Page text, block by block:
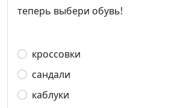
теперь выбери обувь!
кроссовки
сандали
каблуки